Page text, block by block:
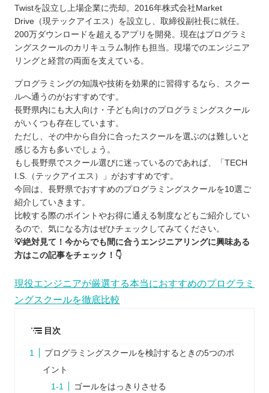
Twistを設立し上場企業に売却。2016年株式会社Market
Drive（現テックアイエス）を設立し、取締役副社長に就任。
200万ダウンロードを超えるアプリを開発。現在はプログラミ
ングスクールのカリキュラム制作も担当。現場でのエンジニア
リングと経営の両面を支えている。
プログラミングの知識や技術を効果的に習得するなら、スクー
ルへ通うのがおすすめです。
長野県内にも大人向け・子ども向けのプログラミングスクール
がいくつも存在しています。
ただし、その中から自分に合ったスクールを選ぶのは難しいと
感じる方も多いでしょう。
もし長野県でスクール選びに迷っているのであれば、「TECH
I.S.（テックアイエス）」がおすすめです。
今回は、長野県でおすすめのプログラミングスクールを10選ご
紹介していきます。
比較する際のポイントやお得に通える制度などもご紹介してい
るので、気になる方はぜひチェックしてみてください。
💡絶対見て！今からでも間に合うエンジニアリングに興味ある
方はこの記事をチェック！👇
現役エンジニアが厳選する本当におすすめのプログラミ
ングスクールを徹底比較
目次
プログラミングスクールを検討するときの5つのポ
イント
ゴールをはっきりさせる